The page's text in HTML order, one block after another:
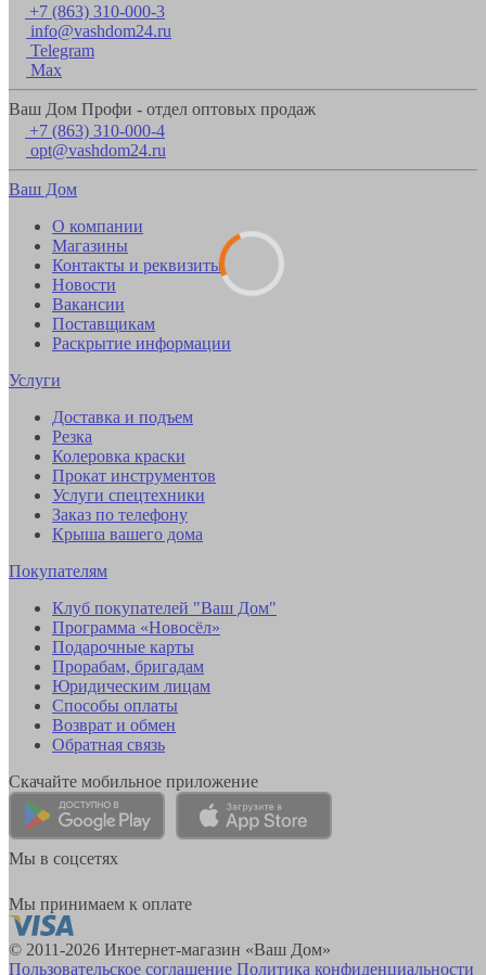
+7 (863) 310-000-3
info@vashdom24.ru
Telegram
Max
Ваш Дом Профи - отдел оптовых продаж
+7 (863) 310-000-4
opt@vashdom24.ru
Ваш Дом
О компании
Магазины
Контакты и реквизиты
Новости
Вакансии
Поставщикам
Раскрытие информации
Услуги
Доставка и подъем
Резка
Колеровка краски
Прокат инструментов
Услуги спецтехники
Заказ по телефону
Крыша вашего дома
Покупателям
Клуб покупателей "Ваш Дом"
Программа «Новосёл»
Подарочные карты
Прорабам, бригадам
Юридическим лицам
Способы оплаты
Возврат и обмен
Обратная связь
Скачайте мобильное приложение
Мы в соцсетях
Мы принимаем к оплате
© 2011-2026 Интернет-магазин «Ваш Дом»
Пользовательское соглашение Политика конфиденциальности